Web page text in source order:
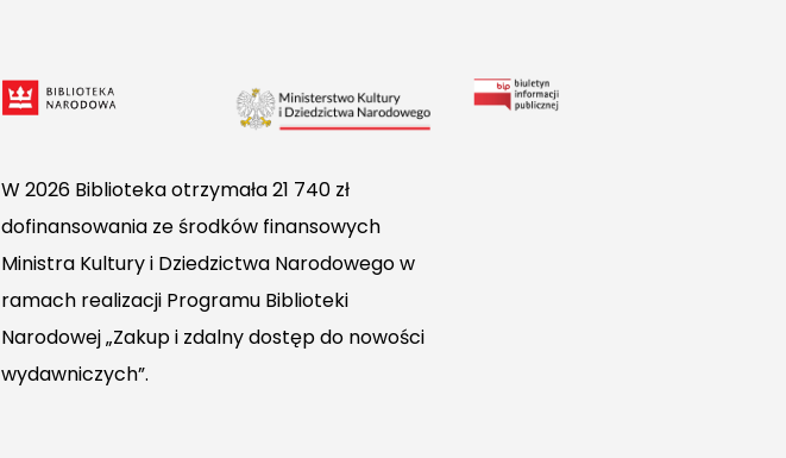
W 2026 Biblioteka otrzymała 21 740 zł
dofinansowania ze środków finansowych
Ministra Kultury i Dziedzictwa Narodowego w
ramach realizacji Programu Biblioteki
Narodowej „Zakup i zdalny dostęp do nowości
wydawniczych”.
Link